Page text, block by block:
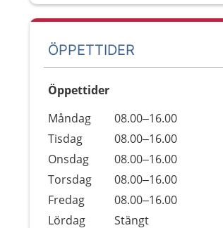
ÖPPETTIDER
Öppettider
Dag
Öppettider
Kommentarer
Måndag
08.00–16.00
Tisdag
08.00–16.00
Onsdag
08.00–16.00
Torsdag
08.00–16.00
Fredag
08.00–16.00
Lördag
Stängt